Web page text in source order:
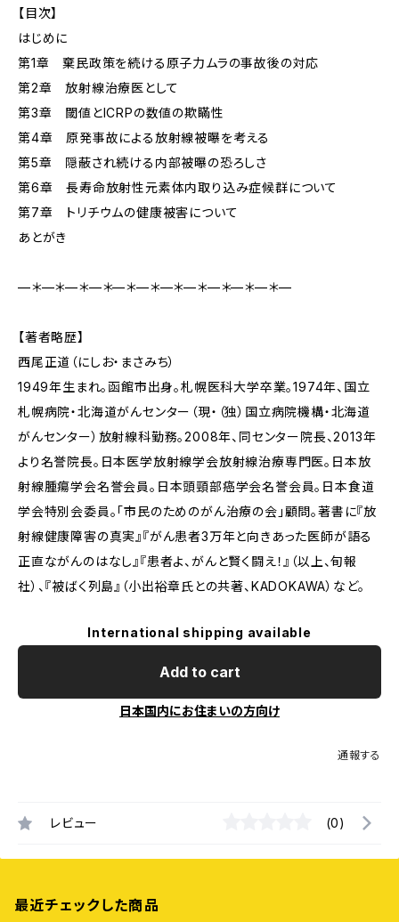
【目次】
はじめに
第1章 棄民政策を続ける原子力ムラの事故後の対応
第2章 放射線治療医として
第3章 閾値とICRPの数値の欺瞞性
第4章 原発事故による放射線被曝を考える
第5章 隠蔽され続ける内部被曝の恐ろしさ
第6章 長寿命放射性元素体内取り込み症候群について
第7章 トリチウムの健康被害について
あとがき
—＊—＊—＊—＊—＊—＊—＊—＊—＊—＊—＊—
【著者略歴】
西尾正道（にしお・まさみち）
1949年生まれ。函館市出身。札幌医科大学卒業。1974年、国立
札幌病院・北海道がんセンター（現・（独）国立病院機構・北海道
がんセンター）放射線科勤務。2008年、同センター院長、2013年
より名誉院長。日本医学放射線学会放射線治療専門医。日本放
射線腫瘍学会名誉会員。日本頭頸部癌学会名誉会員。日本食道
学会特別会委員。「市民のためのがん治療の会」顧問。著書に『放
射線健康障害の真実』『がん患者3万年と向きあった医師が語る
正直ながんのはなし』『患者よ、がんと賢く闘え！』（以上、旬報
社）、『被ばく列島』（小出裕章氏との共著、KADOKAWA）など。
International shipping available
Add to cart
日本国内にお住まいの方向け
通報する
レビュー (0)
最近チェックした商品